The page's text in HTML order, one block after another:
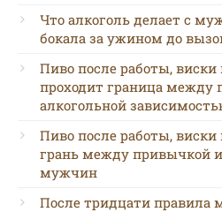
Что алкоголь делает с
бокала за ужином до
Пиво после работы,
проходит граница между
алкогольной
Пиво после работы,
грань между привычкой
мужчин
После тридцати правила